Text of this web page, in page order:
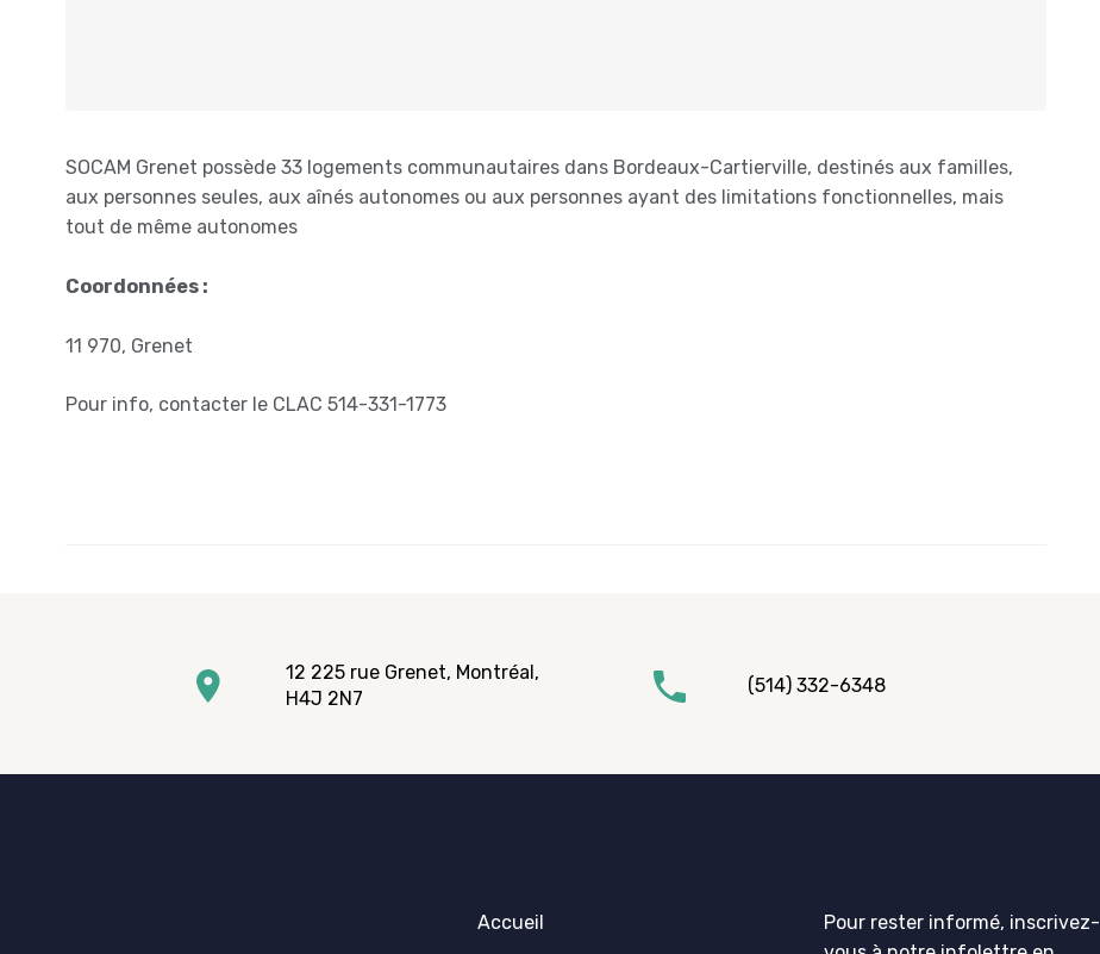
SOCAM Grenet possède 33 logements communautaires dans Bordeaux-Cartierville, destinés aux familles,
aux personnes seules, aux aînés autonomes ou aux personnes ayant des limitations fonctionnelles, mais
tout de même autonomes
Coordonnées :
11 970, Grenet
Pour info, contacter le CLAC 514-331-1773
12 225 rue Grenet, Montréal,
H4J 2N7
(514) 332-6348
Accueil
Pour rester informé, inscrivez-